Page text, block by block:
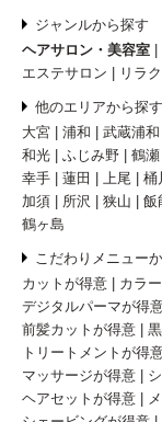
ジャンルから探す
ヘアサロン・美容室
エステサロン
リラ
他のエリアから探す
大宮
浦和 武蔵浦和
和光
ふじみ野 鶴瀬
幸手
蓮田 上尾 桶
加須
所沢 狭山 飯
鶴ヶ島
こだわりメニュー
カットが得意
カラ
デジタルパーマが得
前髪カットが得意
トリートメントが得
マッサージが得意
ヘアセットが得意